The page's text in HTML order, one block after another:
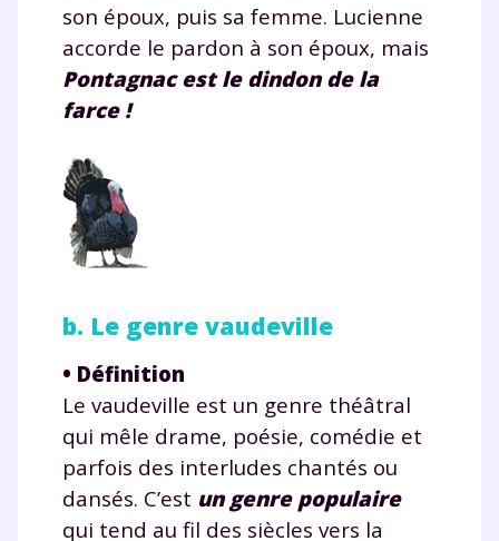
son époux, puis sa femme. Lucienne
accorde le pardon à son époux, mais
Pontagnac est le dindon de la
farce !
b. Le genre vaudeville
• Définition
Le vaudeville est un genre théâtral
qui mêle drame, poésie, comédie et
parfois des interludes chantés ou
dansés. C’est un genre populaire
qui tend au fil des siècles vers la